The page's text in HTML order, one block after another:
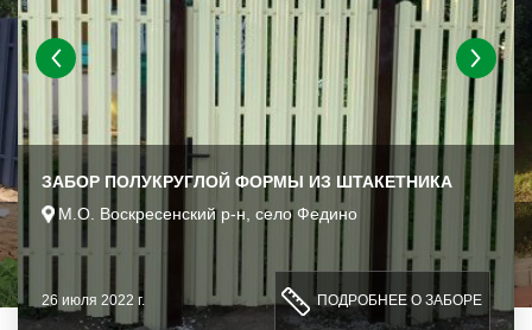
ЗАБОР ПОЛУКРУГЛОЙ ФОРМЫ ИЗ ШТАКЕТНИКА
М.О. Воскресенский р-н, село Федино
26 июля 2022 г. ПОДРОБНЕЕ О ЗАБОРЕ